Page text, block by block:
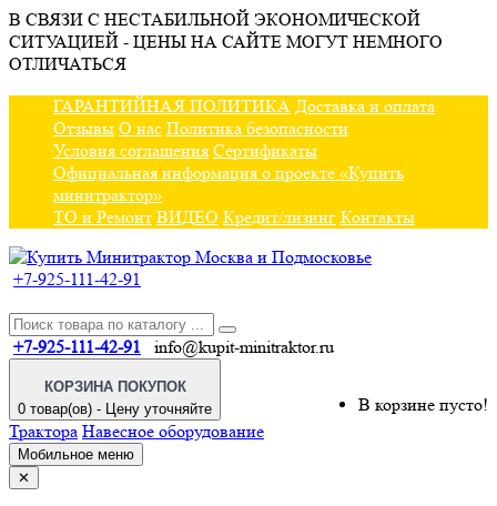
В СВЯЗИ С НЕСТАБИЛЬНОЙ ЭКОНОМИЧЕСКОЙ
СИТУАЦИЕЙ - ЦЕНЫ НА САЙТЕ МОГУТ НЕМНОГО
ОТЛИЧАТЬСЯ
ГАРАНТИЙНАЯ ПОЛИТИКА Доставка и оплата
Отзывы О нас Политика безопасности
Условия соглашения Сертификаты
Официальная информация о проекте «Купить
минитрактор»
ТО и Ремонт ВИДЕО Кредит/лизинг Контакты
+7-925-111-42-91
+7-925-111-42-91 info@kupit-minitraktor.ru
КОРЗИНА ПОКУПОК
0 товар(ов) - Цену уточняйте
В корзине пусто!
Трактора Навесное оборудование
Мобильное меню
✕